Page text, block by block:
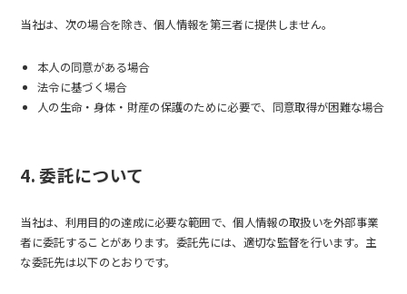
当社は、次の場合を除き、個人情報を第三者に提供しません。
本人の同意がある場合
法令に基づく場合
人の生命・身体・財産の保護のために必要で、同意取得が困難な場合
4. 委託について
当社は、利用目的の達成に必要な範囲で、個人情報の取扱いを外部事業
者に委託することがあります。委託先には、適切な監督を行います。主
な委託先は以下のとおりです。